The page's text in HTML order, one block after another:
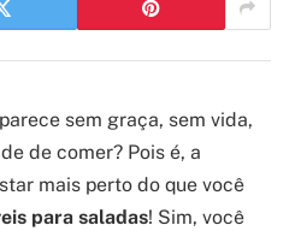
sem graça, sem vida,
de comer? Pois é, a
mais perto do que você
para saladas! Sim, você